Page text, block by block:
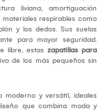
liviana, amortiguación
respirables como
y los dedos. Sus suelas
para mayor seguridad.
libre, estas zapatillas para
de los más pequeños sin
moderno y versátil, ideales
que combina moda y